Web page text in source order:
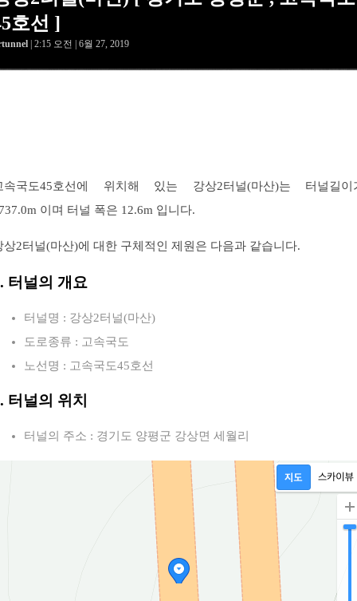
호선 ]
| 2:15 오전 | 6월 27, 2019
속국도45호선에 위치해 있는 강상2터널(마산)는 터널길이
이며 터널 폭은 12.6m 입니다.
상2터널(마산)에 대한 구체적인 제원은 다음과 같습니다.
터널의 개요
터널명 : 강상2터널(마산)
도로종류 : 고속국도
노선명 : 고속국도45호선
터널의 위치
터널의 주소 : 경기도 양평군 강상면 세월리